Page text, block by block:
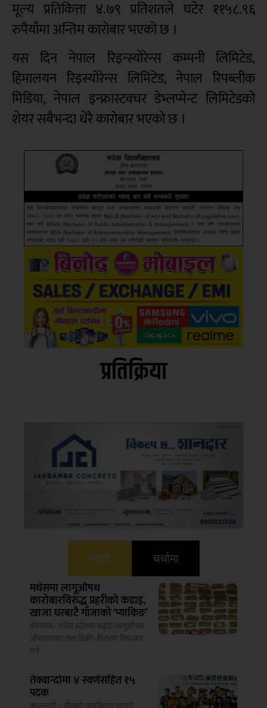
मूल्य प्रतिकित्ता ४.७९ प्रतिशतले घटेर ११५८.९६
रुपैयाँमा अन्तिम कारोबार भएको छ ।
यस दिन नेपाल रिइन्स्योरेन्स कम्पनी लिमिटेड,
हिमालयन रिइस्योरेन्स लिमिटेड, नेपाल रिपब्लीक
मिडिया, नेपाल इन्फ्रास्टक्चर डेभ्लप्मेन्ट लिमिटेडको
शेयर सबैभन्दा धेरै कारोबार भएको छ ।
प्रतिक्रिया
भर्खरै चर्चामा
मधेसमा लागूऔषध
कारोबारविरुद्ध प्रहरीको कडाइ,
खाजा घरबाटै गाँजाको ‘प्याकिङ’
वीरगन्ज– मधेस प्रदेशमा बढ्दो लागूऔषध
ओसारपसार तथा बिक्री–वितरण नियन्त्रण
गर्न
तेक्वान्दोमा ४ स्वर्णसहित १५
पदक